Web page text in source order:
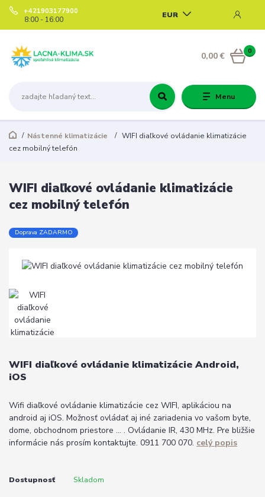
Menu
EUR
+421903177900
8:00 - 16:00
0
0,00 €
Nástenné klimatizácie
WIFI diaľkové ovládanie klimatizácie
cez mobilný telefón
WIFI diaľkové ovládanie klimatizácie
cez mobilný telefón
Doprava ZADARMO
WIFI diaľkové ovládanie klimatizácie Android,
iOS
Wifi diaľkové ovládanie klimatizácie cez WIFI, aplikáciou na
android aj iOS. Možnosť ovládať aj iné zariadenia vo vašom byte,
dome, obchodnom priestore ... . Ovládanie IR, 430 MHz. Pre bližšie
informácie nás prosím kontaktujte. 0911 700 070. celý popis
Dostupnosť Skladom